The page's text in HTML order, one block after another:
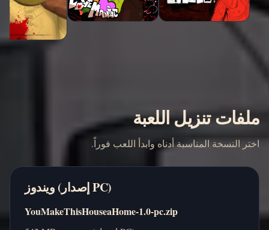
ملفات تنزيل اللعبة
اختر النسخة المناسبة أدناه وابدأ اللعب فوراً.
ويندوز (إصدار PC)
YouMakeThisHouseaHome-1.0-pc.zip